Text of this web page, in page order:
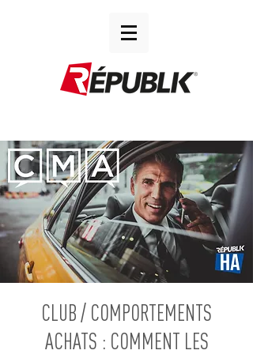
CLUB / COMPORTEMENTS
ACHATS : COMMENT LES